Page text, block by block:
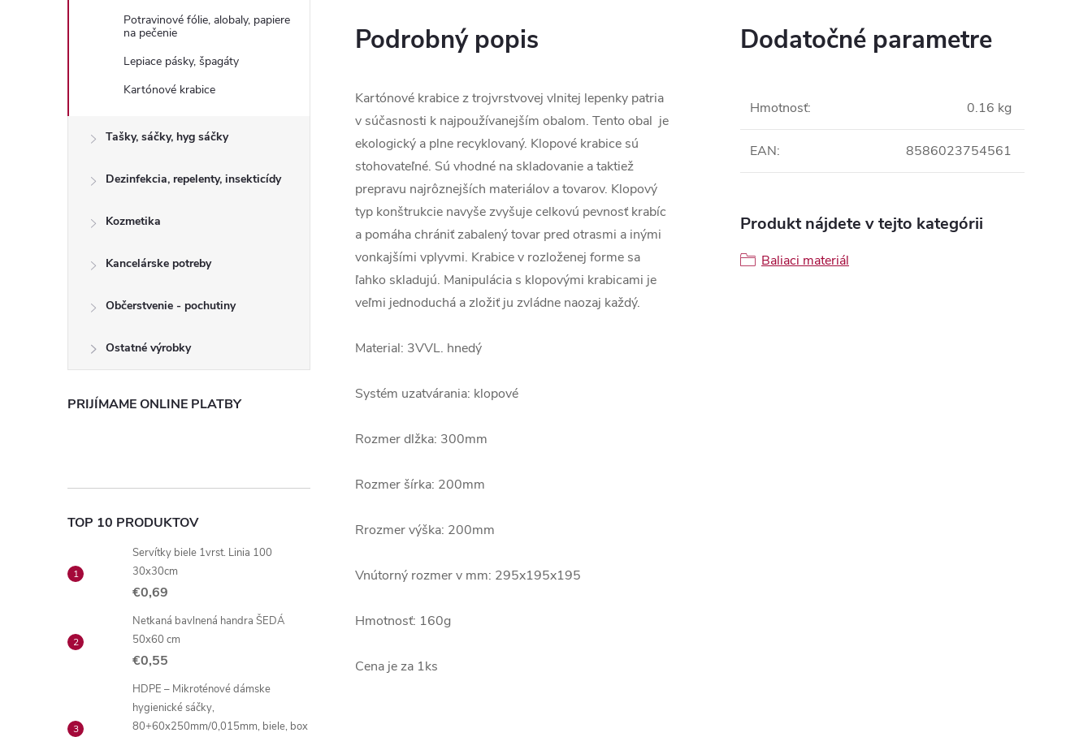
Potravinové fólie, alobaly, papiere
na pečenie
Lepiace pásky, špagáty
Kartónové krabice
Tašky, sáčky, hyg sáčky
Dezinfekcia, repelenty, insekticídy
Kozmetika
Kancelárske potreby
Občerstvenie - pochutiny
Ostatné výrobky
PRIJÍMAME ONLINE PLATBY
TOP 10 PRODUKTOV
Servítky biele 1vrst. Linia 100
30x30cm
€0,69
Netkaná bavlnená handra ŠEDÁ
50x60 cm
€0,55
HDPE – Mikroténové dámske
hygienické sáčky,
80+60x250mm/0,015mm, biele, box
Podrobný popis
Kartónové krabice z trojvrstvovej vlnitej lepenky patria
v súčasnosti k najpoužívanejším obalom. Tento obal je
ekologický a plne recyklovaný. Klopové krabice sú
stohovateľné. Sú vhodné na skladovanie a taktiež
prepravu najrôznejších materiálov a tovarov. Klopový
typ konštrukcie navyše zvyšuje celkovú pevnosť krabíc
a pomáha chrániť zabalený tovar pred otrasmi a inými
vonkajšími vplyvmi. Krabice v rozloženej forme sa
ľahko skladujú. Manipulácia s klopovými krabicami je
veľmi jednoduchá a zložiť ju zvládne naozaj každý.
Material: 3VVL. hnedý
Systém uzatvárania: klopové
Rozmer dlžka: 300mm
Rozmer šírka: 200mm
Rrozmer výška: 200mm
Vnútorný rozmer v mm: 295x195x195
Hmotnosť: 160g
Cena je za 1ks
Dodatočné parametre
Hmotnosť: 0.16 kg
EAN: 8586023754561
Produkt nájdete v tejto kategórii
Baliaci materiál